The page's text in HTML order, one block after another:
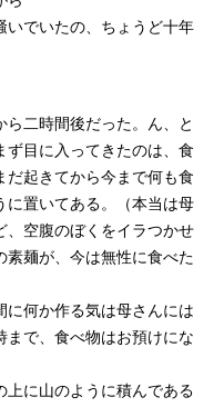
いでいたの、ちょうど十年
二時間後だった。ん、と
ず目に入ってきたのは、食
だ起きてから今まで何も食
に置いてある。（本当は母
、空腹のぼくをイラつかせ
素麺が、今は無性に食べた
に何か作る気は母さんには
まで、食べ物はお預けにな
上に山のように積んである